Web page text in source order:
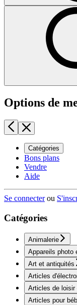
Options de
Catégories
Bons plans
Vendre
Aide
Se connecterou
Catégories
Animalerie
Appareils photo
Art et antiquités
Articles
Articles de loisir
Articles pour